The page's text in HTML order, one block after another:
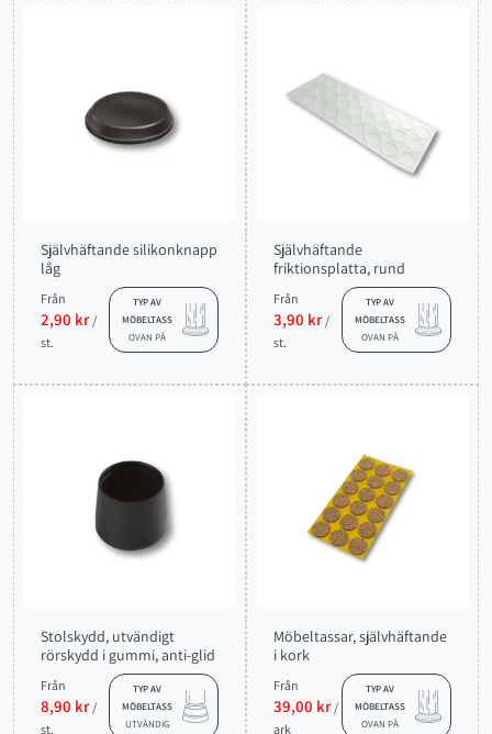
Självhäftande silikonknapp
låg
Från
2,90 kr /
st.
TYP AV
MÖBELTASS
OVAN PÅ
Självhäftande
friktionsplatta, rund
Från
3,90 kr /
st.
TYP AV
MÖBELTASS
OVAN PÅ
Stolskydd, utvändigt
rörskydd i gummi, anti-glid
Från
8,90 kr /
st.
TYP AV
MÖBELTASS
UTVÄNDIG
Möbeltassar, självhäftande
i kork
Från
39,00 kr /
ark
TYP AV
MÖBELTASS
OVAN PÅ